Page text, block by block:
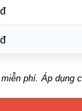
phí. Áp dụng